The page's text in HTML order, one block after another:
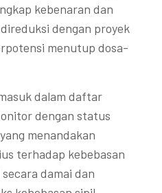
kebenaran dan
dengan proyek
menutup dosa-
dalam daftar
dengan status
menandakan
terhadap kebebasan
damai dan